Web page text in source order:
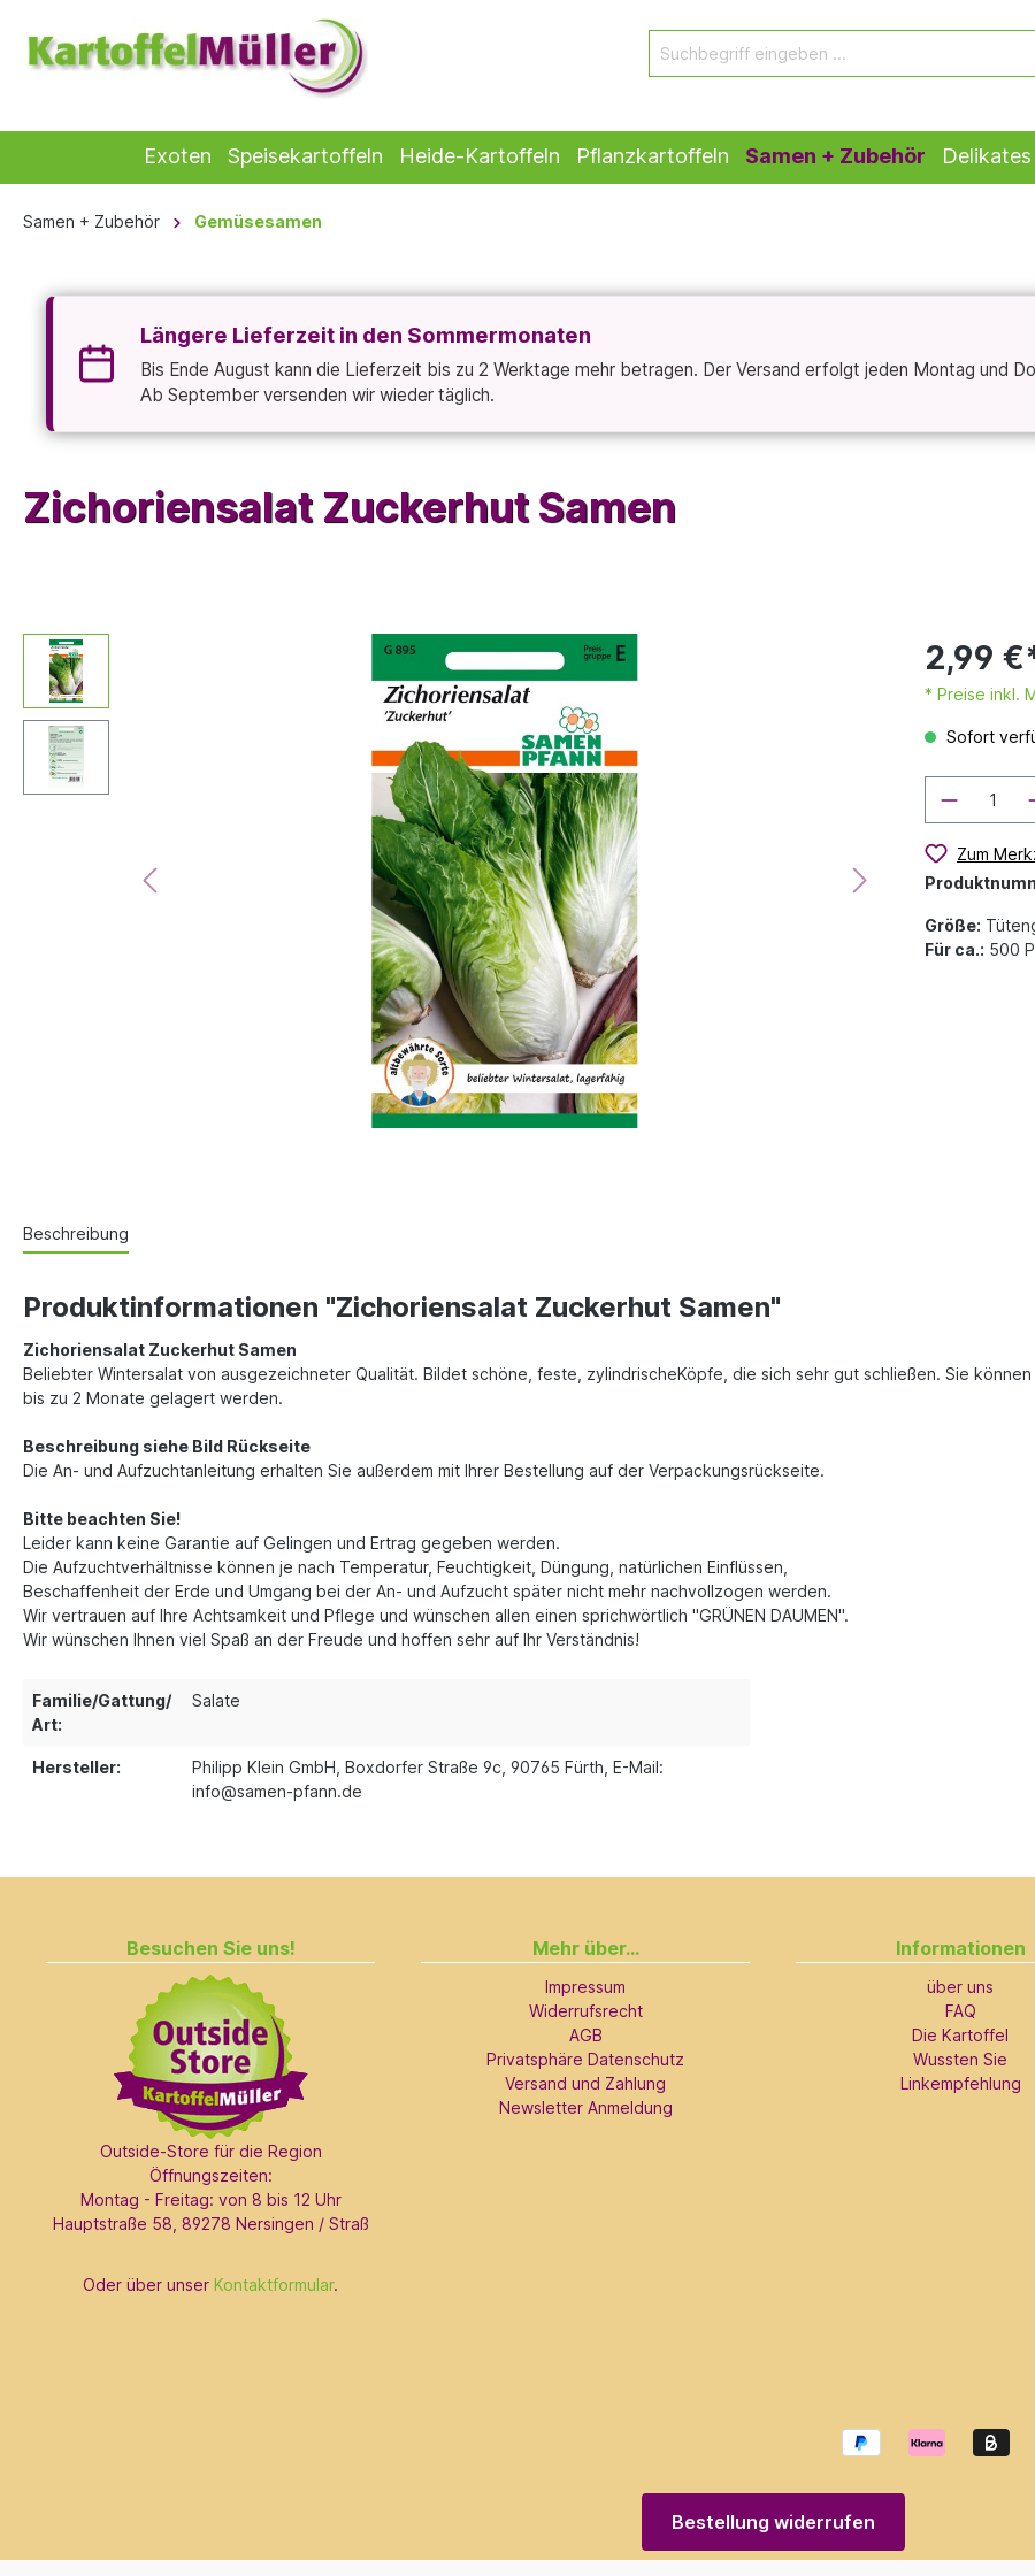
Exoten Speisekartoffeln Heide-Kartoffeln Pflanzkartoffeln Samen + Zubehör Delikates
Samen + Zubehör Gemüsesamen
Längere Lieferzeit in den Sommermonaten
Bis Ende August kann die Lieferzeit bis zu 2 Werktage mehr betragen. Der Versand erfolgt jeden Montag und
Ab September versenden wir wieder täglich.
Zichoriensalat Zuckerhut Samen
2,99
* Preise inkl.
Sofort
Zum
Größe:
Für ca.: 500
Beschreibung
Produktinformationen "Zichoriensalat Zuckerhut Samen"
Zichoriensalat Zuckerhut Samen
Beliebter Wintersalat von ausgezeichneter Qualität. Bildet schöne, feste, zylindrischeKöpfe, die sich sehr gut schließen. Sie
bis zu 2 Monate gelagert werden.
Beschreibung siehe Bild Rückseite
Die An- und Aufzuchtanleitung erhalten Sie außerdem mit Ihrer Bestellung auf der Verpackungsrückseite.
Bitte beachten Sie!
Leider kann keine Garantie auf Gelingen und Ertrag gegeben werden.
Die Aufzuchtverhältnisse können je nach Temperatur, Feuchtigkeit, Düngung, natürlichen Einflüssen,
Beschaffenheit der Erde und Umgang bei der An- und Aufzucht später nicht mehr nachvollzogen werden.
Wir vertrauen auf Ihre Achtsamkeit und Pflege und wünschen allen einen sprichwörtlich "GRÜNEN DAUMEN".
Wir wünschen Ihnen viel Spaß an der Freude und hoffen sehr auf Ihr Verständnis!
Familie/Gattung/
Art:
Salate
Hersteller:
Philipp Klein GmbH, Boxdorfer Straße 9c, 90765 Fürth, E-Mail:
info@samen-pfann.de
Mehr über...
Impressum
Widerrufsrecht
AGB
Privatsphäre Datenschutz
Versand und Zahlung
Newsletter Anmeldung
Informationen
über uns
FAQ
Die Kartoffel
Wussten Sie
Linkempfehlung
Besuchen Sie uns!
Outside-Store für die Region
Öffnungszeiten:
Montag - Freitag: von 8 bis 12 Uhr
Hauptstraße 58, 89278 Nersingen / Straß
Oder über unser Kontaktformular.
Bestellung widerrufen